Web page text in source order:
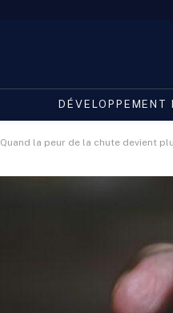
DÉVELOPPEMENT
Quand la peur de la chute devient